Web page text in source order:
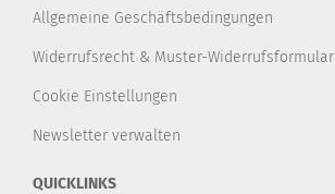
Allgemeine Geschäftsbedingungen
Widerrufsrecht & Muster-Widerrufsformular
Cookie Einstellungen
Newsletter verwalten
QUICKLINKS